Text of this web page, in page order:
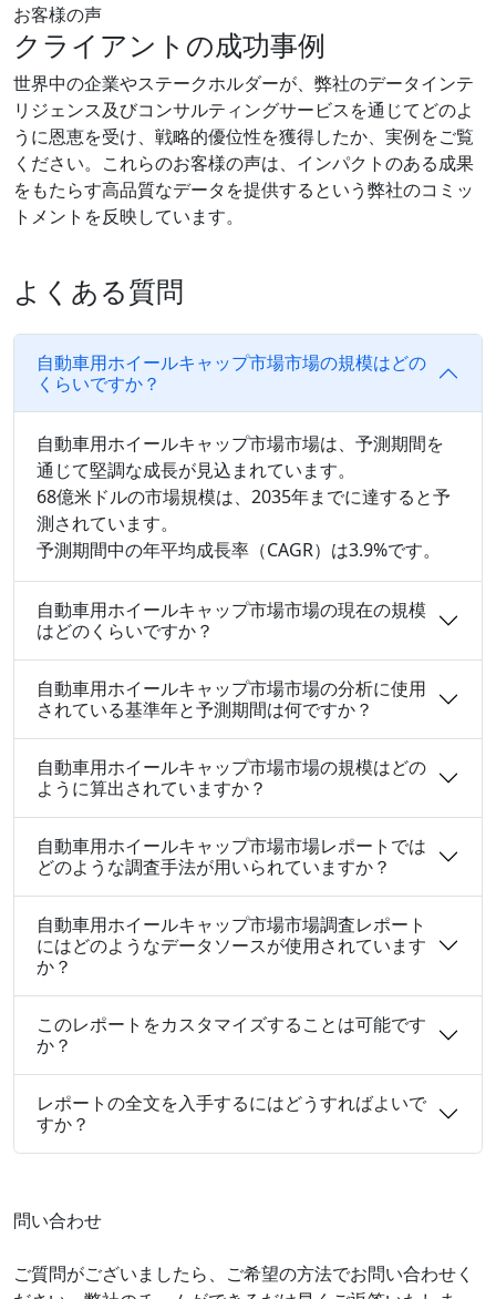
お客様の声
クライアントの成功事例
世界中の企業やステークホルダーが、弊社のデータインテ
リジェンス及びコンサルティングサービスを通じてどのよ
うに恩恵を受け、戦略的優位性を獲得したか、実例をご覧
ください。これらのお客様の声は、インパクトのある成果
をもたらす高品質なデータを提供するという弊社のコミッ
トメントを反映しています。
よくある質問
自動車用ホイールキャップ市場市場の規模はどの
くらいですか？
自動車用ホイールキャップ市場市場は、予測期間を
通じて堅調な成長が見込まれています。
68億米ドルの市場規模は、2035年までに達すると予
測されています。
予測期間中の年平均成長率（CAGR）は3.9%です。
自動車用ホイールキャップ市場市場の現在の規模
はどのくらいですか？
自動車用ホイールキャップ市場市場の分析に使用
されている基準年と予測期間は何ですか？
自動車用ホイールキャップ市場市場の規模はどの
ように算出されていますか？
自動車用ホイールキャップ市場市場レポートでは
どのような調査手法が用いられていますか？
自動車用ホイールキャップ市場市場調査レポート
にはどのようなデータソースが使用されています
か？
このレポートをカスタマイズすることは可能です
か？
レポートの全文を入手するにはどうすればよいで
すか？
問い合わせ
ご質問がございましたら、ご希望の方法でお問い合わせく